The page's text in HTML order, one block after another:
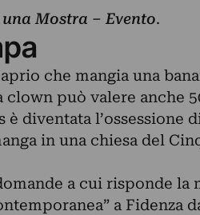
Mostra – Evento.
che mangia una
clown può valere anche
è diventata l’ossessione
in una chiesa del
a cui risponde la
a Fidenza